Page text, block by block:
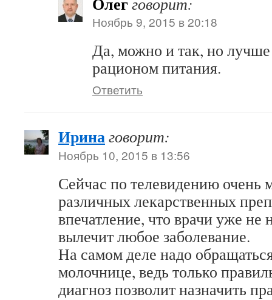
Ноябрь 9, 2015 в 20:18
Да, можно и так, но лучше
рационом питания.
Ответить
Иринаговорит:
Ноябрь 10, 2015 в 13:56
Сейчас по телевидению очень
различных лекарственных
впечатление, что врачи уже
вылечит любое заболевание.
На самом деле надо
молочнице, ведь только
диагноз позволит назначить